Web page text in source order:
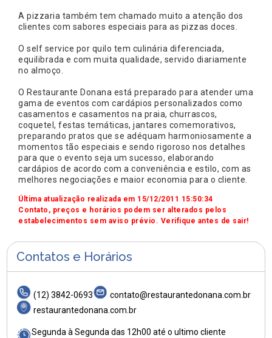
A pizzaria também tem chamado muito a atenção dos
clientes com sabores especiais para as pizzas doces.
O self service por quilo tem culinária diferenciada,
equilibrada e com muita qualidade, servido diariamente
no almoço.
O Restaurante Donana está preparado para atender uma
gama de eventos com cardápios personalizados como
casamentos e casamentos na praia, churrascos,
coquetel, festas temáticas, jantares comemorativos,
preparando pratos que se adéquam harmoniosamente a
momentos tão especiais e sendo rigoroso nos detalhes
para que o evento seja um sucesso, elaborando
cardápios de acordo com a conveniência e estilo, com as
melhores negociações e maior economia para o cliente.
Última atualização realizada em 15/12/2011 15:50:34
Contato, preços e horários podem ser alterados pelos
estabelecimentos sem aviso prévio. Verifique antes de sair!
Contatos e Horários
(12) 3842-0693
contato@restaurantedonana.com.br
restaurantedonana.com.br
Segunda à Segunda das 12h00 até o ultimo cliente